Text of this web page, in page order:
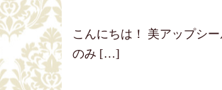
こんにちは！ 美アップシ
のみ […]